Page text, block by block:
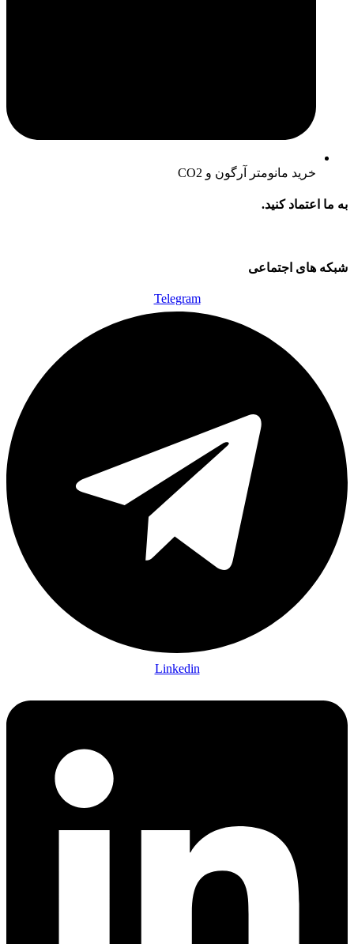
خرید مانومتر آرگون و CO2
به ما اعتماد کنید.
شبکه های اجتماعی
Telegram
Linkedin